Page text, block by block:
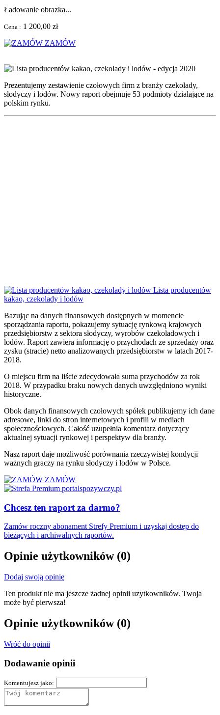
Ładowanie obrazka...
Cena : 1 200,00 zł
ZAMÓW
Prezentujemy zestawienie czołowych firm z branży czekolady,
słodyczy i lodów. Nowy raport obejmuje 53 podmioty działające na
polskim rynku.
Lista producentów
kakao, czekolady i lodów
Bazując na danych finansowych dostępnych w momencie
sporządzania raportu, pokazujemy sytuację rynkową krajowych
przedsiębiorstw z sektora słodyczy, wyrobów czekoladowych i
lodów. Raport zawiera informację o przychodach ze sprzedaży oraz
zysku (stracie) netto analizowanych przedsiębiorstw w latach 2017-
2018.
O miejscu firm na liście zdecydowała suma przychodów za rok
2018. W przypadku braku nowych danych uwzględniono wyniki
historyczne.
Obok danych finansowych czołowych spółek publikujemy ich dane
adresowe, linki do stron internetowych i profili w mediach
społecznościowych. Całość uzupełnia komentarz dotyczący
aktualnej sytuacji rynkowej i perspektyw dla branży.
Nasz raport daje możliwość porównania rzeczywistej kondycji
ważnych graczy na rynku słodyczy i lodów w Polsce.
ZAMÓW
Chcesz ten raport za darmo?
Zamów roczny abonament Strefy Premium i uzyskaj dostęp do
bieżących i archiwalnych raportów.
Opinie użytkowników (0)
Dodaj swoją opinię
Ten produkt nie ma jeszcze żadnej opinii uzytkowników. Twoja
może być pierwsza!
Opinie użytkowników (0)
Wróć do opinii
Dodawanie opinii
Komentujesz jako: